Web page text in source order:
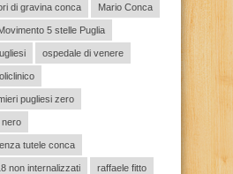
di gravina conca Mario Conca
5 stelle Puglia
ospedale di venere
pugliesi zero
nero
tutele conca
non internalizzati raffaele fitto